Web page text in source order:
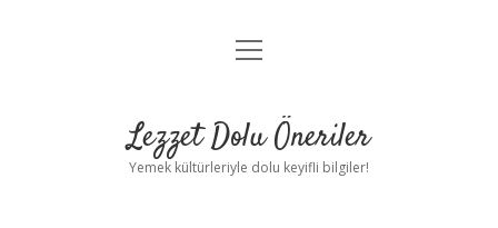
Anasayfa
Yasal Uyarı
menüyü
Lezzet Dolu Öneriler
Yemek kültürleriyle dolu keyifli bilgiler!